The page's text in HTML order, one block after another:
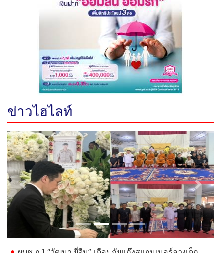
ข่าวไฮไลท์
Previous Next